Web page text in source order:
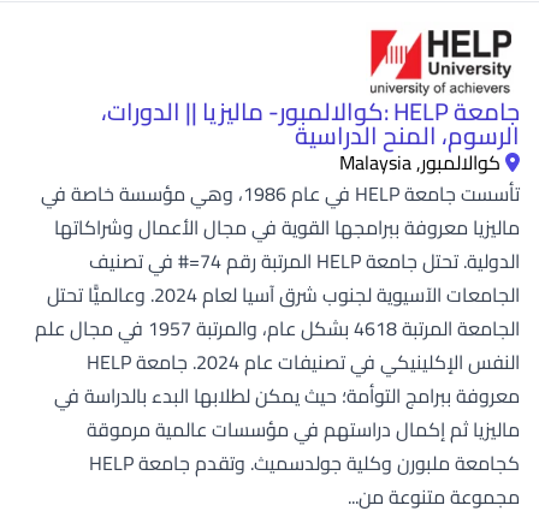
جامعة HELP :كوالالمبور- ماليزيا || الدورات،
الرسوم، المنح الدراسية
كوالالمبور, Malaysia
تأسست جامعة HELP في عام 1986، وهي مؤسسة خاصة في
ماليزيا معروفة ببرامجها القوية في مجال الأعمال وشراكاتها
الدولية. تحتل جامعة HELP المرتبة رقم 74=# في تصنيف
الجامعات الآسيوية لجنوب شرق آسيا لعام 2024. وعالميًّا تحتل
الجامعة المرتبة 4618 بشكل عام، والمرتبة 1957 في مجال علم
النفس الإكلينيكي في تصنيفات عام 2024. جامعة HELP
معروفة ببرامج التوأمة؛ حيث يمكن لطلابها البدء بالدراسة في
ماليزيا ثم إكمال دراستهم في مؤسسات عالمية مرموقة
كجامعة ملبورن وكلية جولدسميث. وتقدم جامعة HELP
مجموعة متنوعة من...